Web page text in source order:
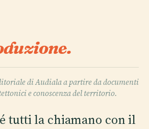
di Audiala a partire da documenti
e conoscenza del territorio.
tutti la chiamano con il